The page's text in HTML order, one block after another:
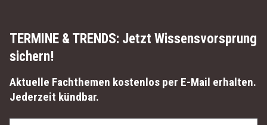
TERMINE & TRENDS: Jetzt Wissensvorsprung
sichern!
Aktuelle Fachthemen kostenlos per E-Mail erhalten.
Jederzeit kündbar.